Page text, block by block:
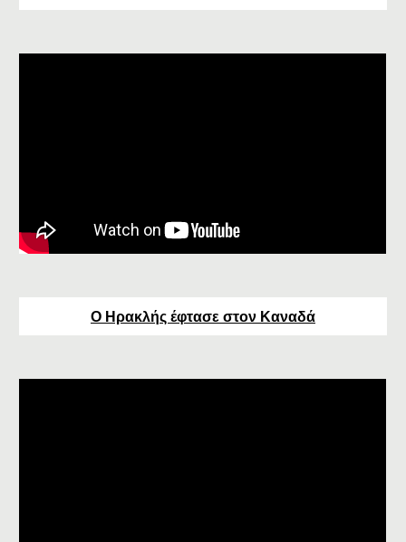
Ο Ηρακλής έφτασε στον Καναδά